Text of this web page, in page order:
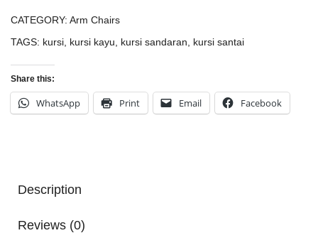
CATEGORY: Arm Chairs
TAGS: kursi kursi kayu kursi sandaran kursi santai
Share this:
WhatsApp Print Email Facebook
Description
Reviews (0)